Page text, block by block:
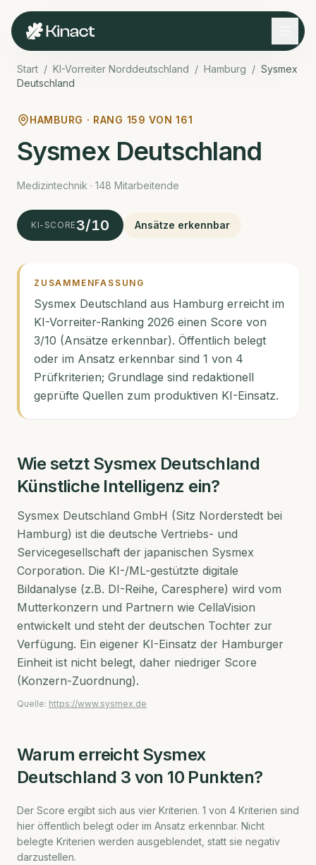
Start / KI-Vorreiter Norddeutschland / Hamburg / Sysmex
Deutschland
HAMBURG · RANG 159 VON161
Sysmex Deutschland
Medizin­technik · 148 Mitarbeitende
KI-SCORE3/10 Ansätze erkennbar
ZUSAMMENFASSUNG
Sysmex Deutschland aus Hamburg erreicht im
KI-Vorreiter-Ranking 2026 einen Score von
3/10 (Ansätze erkennbar). Öffentlich belegt
oder im Ansatz erkennbar sind 1 von 4
Prüfkriterien; Grundlage sind redaktionell
geprüfte Quellen zum produktiven KI-Einsatz.
Wie setzt Sysmex Deutschland
Künstliche Intelligenz ein?
Sysmex Deutschland GmbH (Sitz Norderstedt bei
Hamburg) ist die deutsche Vertriebs- und
Servicegesellschaft der japanischen Sysmex
Corporation. Die KI-/ML-gestützte digitale
Bildanalyse (z.B. DI-Reihe, Caresphere) wird vom
Mutterkonzern und Partnern wie CellaVision
entwickelt und steht der deutschen Tochter zur
Verfügung. Ein eigener KI-Einsatz der Hamburger
Einheit ist nicht belegt, daher niedriger Score
(Konzern-Zuordnung).
Quelle: https://www.sysmex.de
Warum erreicht Sysmex
Deutschland 3 von 10 Punkten?
Der Score ergibt sich aus vier Kriterien. 1 von 4 Kriterien sind
hier öffentlich belegt oder im Ansatz erkennbar. Nicht
belegte Kriterien werden ausgeblendet, statt sie negativ
darzustellen.